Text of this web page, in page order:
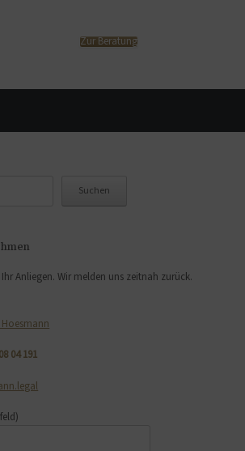
Zur Beratung
Suchen
Ihr Anliegen. Wir melden uns zeitnah zurück.
04 191